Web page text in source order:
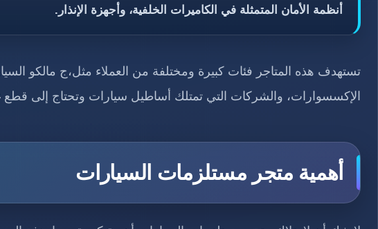
أنظمة الأمان المتمثلة في الكاميرات الخلفية، وأجهزة الإنذار.
تستهدف هذه المتاجر فئات كبيرة ومختلفة من العملاء مثل،ج مالكو
الإكسسوارات، والشركات التي تمتلك أساطيل سيارات وتحتاج إلى قطع
أهمية متجر مستلزمات السيارات